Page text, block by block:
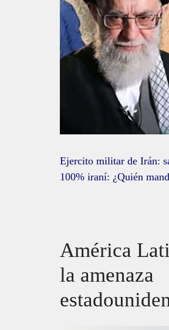
Ejercito militar de Irán:
100% iraní: ¿Quién
América
la amenaza